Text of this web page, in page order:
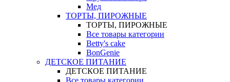
Мед
ТОРТЫ, ПИРОЖНЫЕ
ТОРТЫ, ПИРОЖНЫЕ
Все товары категории
Betty's cake
BonGenie
ДЕТСКОЕ ПИТАНИЕ
ДЕТСКОЕ ПИТАНИЕ
Все товары категории